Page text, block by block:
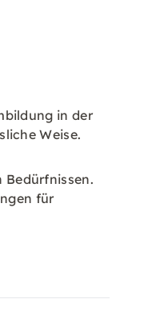
in der
Weise.
Bedürfnissen.
für